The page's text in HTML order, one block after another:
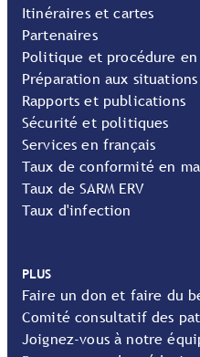
Itinéraires et cartes
Partenaires
Politique et procédure
Préparation aux
Rapports et publications
Sécurité et politiques
Services en français
Taux de conformité en
Taux de SARM ERV
Taux d'infection
PLUS
Faire un don et faire du
Comité consultatif des
Joignez-vous à notre